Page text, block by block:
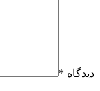
دیدگاه *